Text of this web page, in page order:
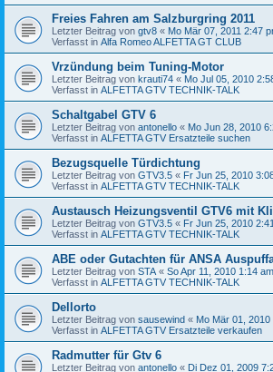
Freies Fahren am Salzburgring 2011
Letzter Beitrag von gtv8 « Mo Mär 07, 2011 2:47
Verfasst in Alfa Romeo ALFETTA GT CLUB
Vrzündung beim Tuning-Motor
Letzter Beitrag von krauti74 « Mo Jul 05, 2010
Verfasst in ALFETTA GTV TECHNIK-TALK
Schaltgabel GTV 6
Letzter Beitrag von antonello « Mo Jun 28, 2010
Verfasst in ALFETTA GTV Ersatzteile suchen
Bezugsquelle Türdichtung
Letzter Beitrag von GTV3.5 « Fr Jun 25, 2010
Verfasst in ALFETTA GTV TECHNIK-TALK
Austausch Heizungsventil GTV6 mit
Letzter Beitrag von GTV3.5 « Fr Jun 25, 2010
Verfasst in ALFETTA GTV TECHNIK-TALK
ABE oder Gutachten für ANSA
Letzter Beitrag von STA « So Apr 11, 2010 1:14 am
Verfasst in ALFETTA GTV TECHNIK-TALK
Dellorto
Letzter Beitrag von sausewind « Mo Mär 01, 2010
Verfasst in ALFETTA GTV Ersatzteile verkaufen
Radmutter für Gtv 6
Letzter Beitrag von antonello « Di Dez 01, 2009